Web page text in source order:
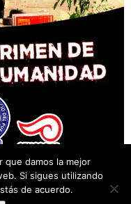
que damos la mejor
Si sigues utilizando
de acuerdo.